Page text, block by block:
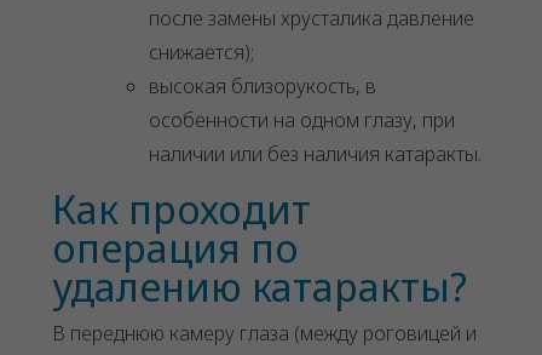
после замены хрусталика давление
снижается);
высокая близорукость, в
особенности на одном глазу, при
наличии или без наличия катаракты.
Как проходит
операция по
удалению катаракты?
В переднюю камеру глаза (между роговицей и